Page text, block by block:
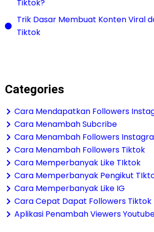
Tiktok?
Trik Dasar Membuat Konten Viral
Tiktok
Categories
Cara Mendapatkan Followers
Cara Menambah Subcribe
Cara Menambah Followers
Cara Menambah Followers Tiktok
Cara Memperbanyak Like TIktok
Cara Memperbanyak Pengikut
Cara Memperbanyak Like IG
Cara Cepat Dapat Followers Tiktok
Aplikasi Penambah Viewers